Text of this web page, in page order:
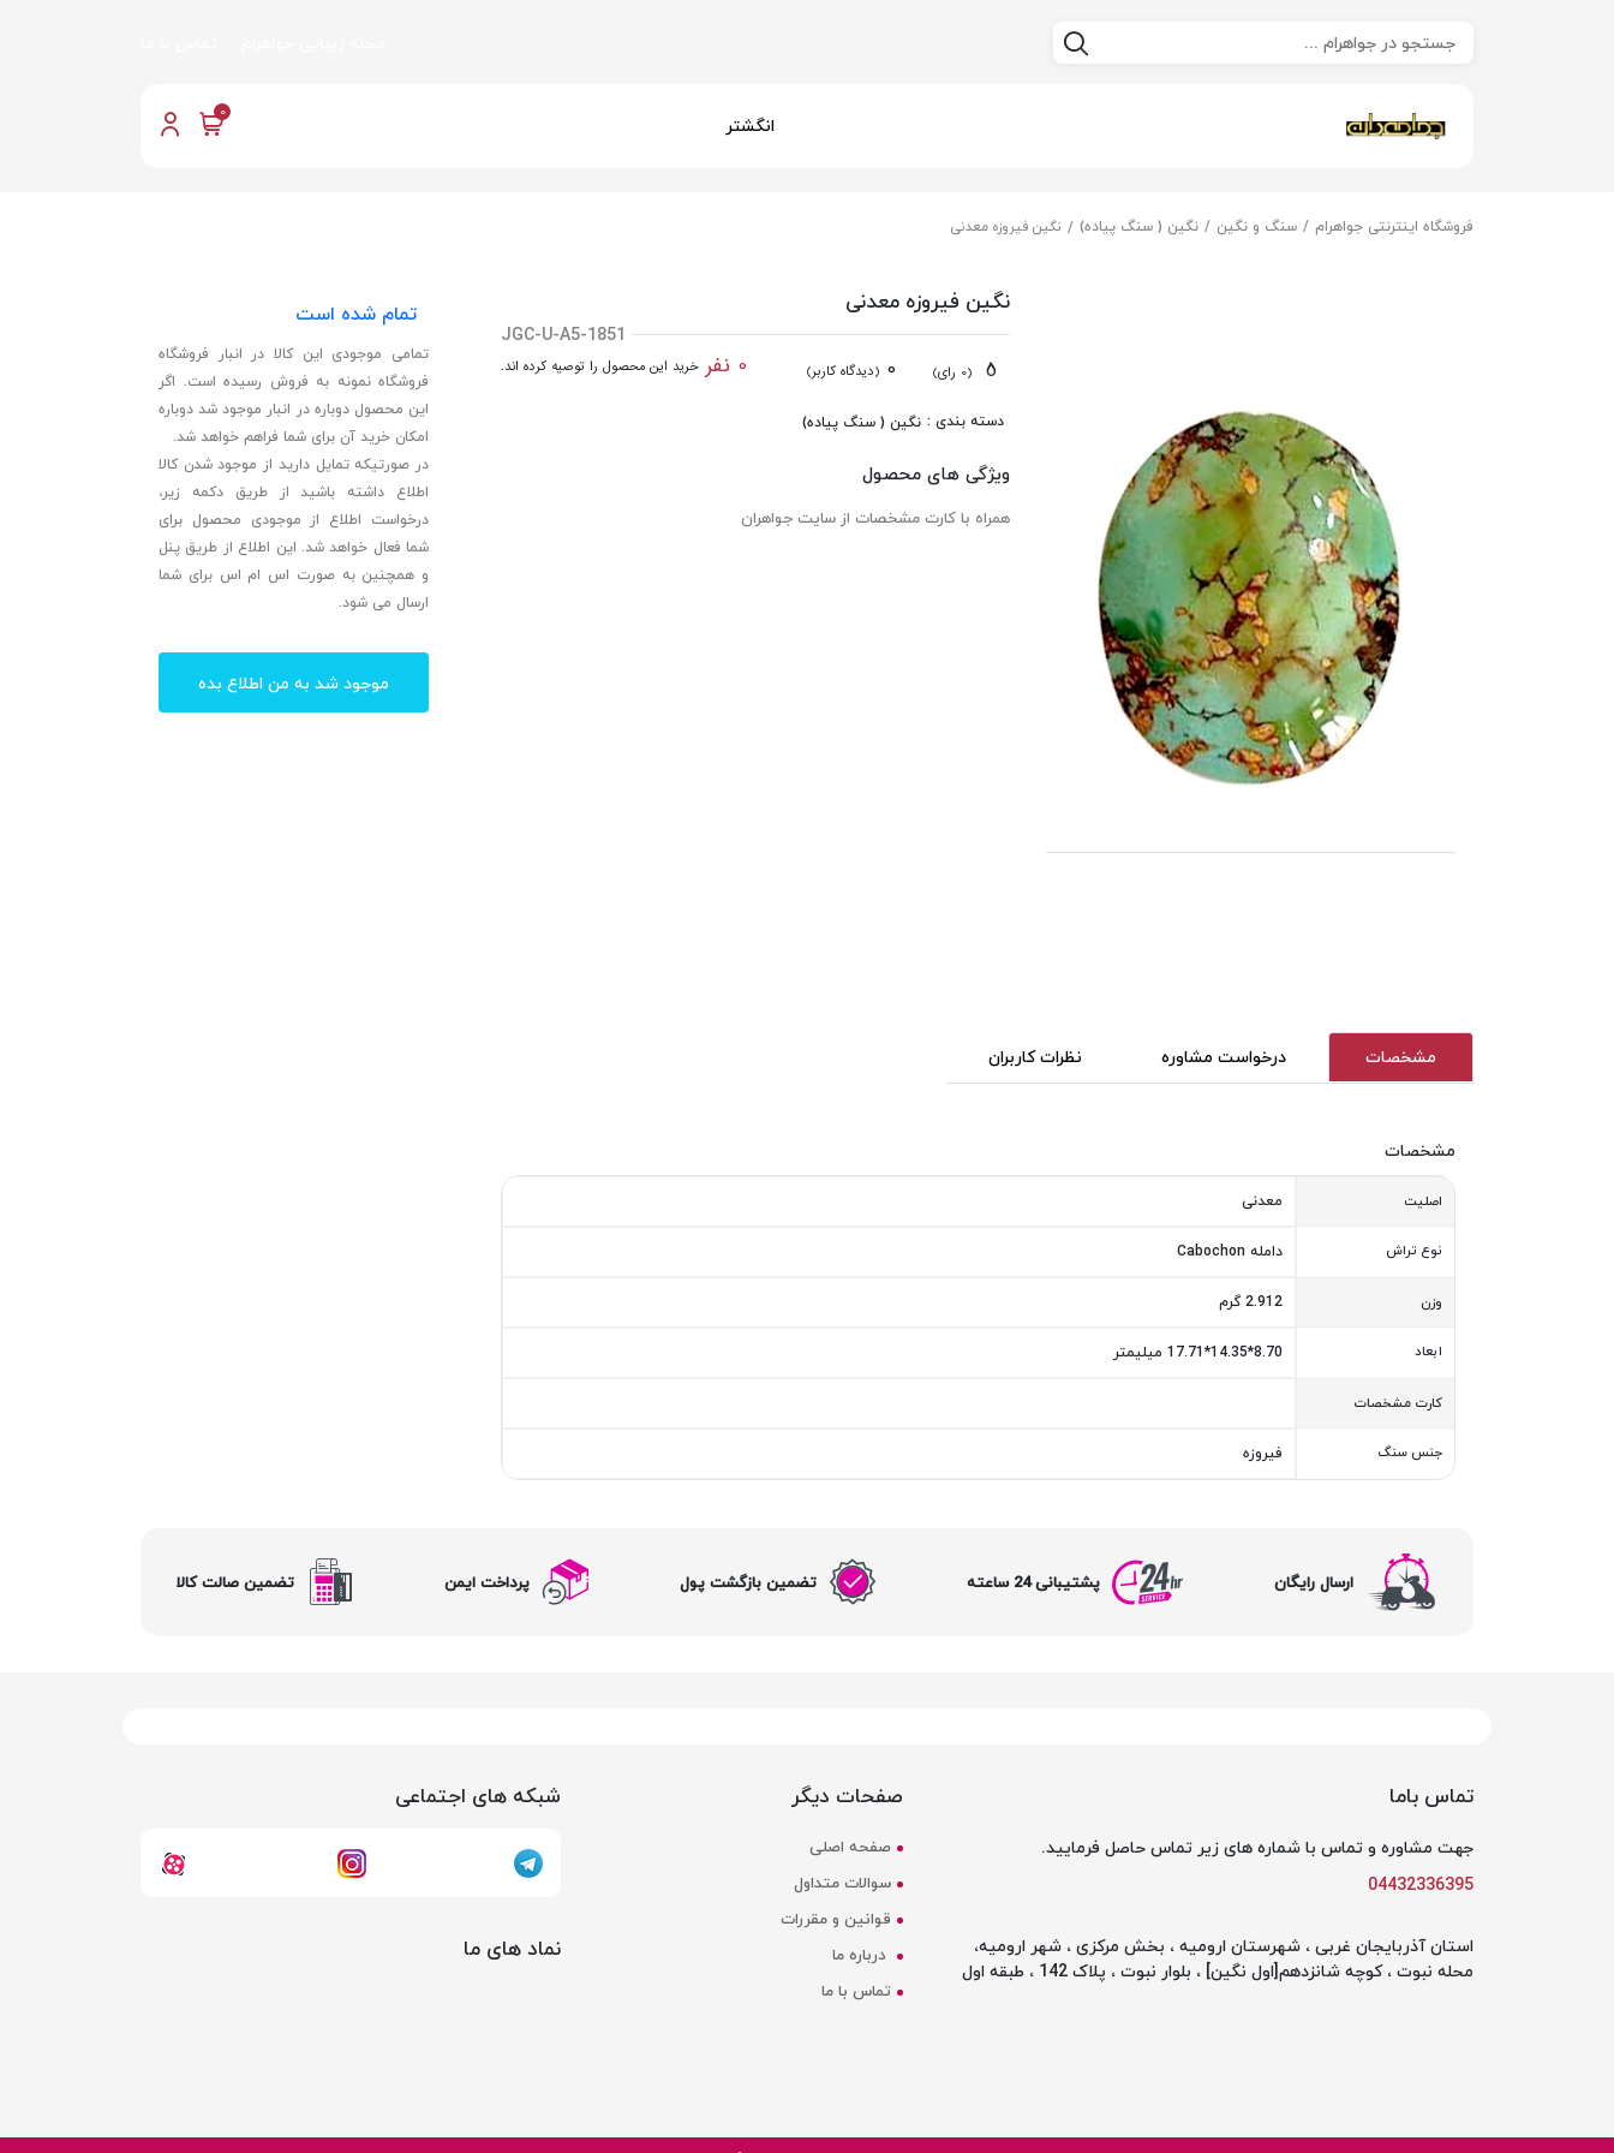
انگشتر 0
فروشگاه اینترنتی جواهرام سنگ و نگین نگین ( سنگ پیاده) نگین فیروزه معدنی
نگین فیروزه معدنی
JGC-U-A5-1851
(0 رای) 0 (دیدگاه کاربر) 0 نفر خرید این محصول را توصیه کرده اند.
دسته بندی : نگین ( سنگ پیاده)
ویژگی های محصول
همراه با کارت مشخصات از سایت جواهران
مشخصات درخواست مشاوره نظرات کاربران
مشخصات
اصلیت معدنی
نوع تراش دامله Cabochon
وزن 2.912 گرم
ابعاد 8.70*14.35*17.71 میلیمتر
کارت مشخصات
جنس سنگ فیروزه
تمام شده است
تمامی موجودی این کالا در انبار فروشگاه
فروشگاه نمونه به فروش رسیده است. اگر
این محصول دوباره در انبار موجود شد دوباره
امکان خرید آن برای شما فراهم خواهد شد.
در صورتیکه تمایل دارید از موجود شدن کالا
اطلاع داشته باشید از طریق دکمه زیر،
درخواست اطلاع از موجودی محصول برای
شما فعال خواهد شد. این اطلاع از طریق پنل
و همچنین به صورت اس ام اس برای شما
ارسال می شود.
موجود شد به من اطلاع بده
ارسال رایگان پشتیبانی 24 ساعته تضمین بازگشت پول پرداخت ایمن تضمین صالت کالا
تماس باما
جهت مشاوره و تماس با شماره های زیر تماس حاصل فرمایید.
04432336395
استان آذربایجان غربی ، شهرستان ارومیه ، بخش مرکزی ، شهر ارومیه،
محله نبوت ، کوچه شانزدهم[اول نگین] ، بلوار نبوت ، پلاک 142 ، طبقه اول
صفحات دیگر
صفحه اصلی
سوالات متداول
قوانین و مقررات
درباره ما
تماس با ما
شبکه های اجتماعی
نماد های ما